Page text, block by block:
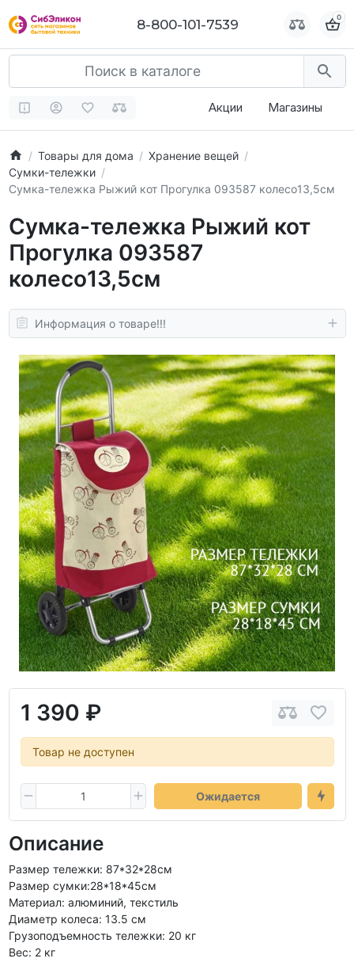
8-800-101-7539 0
Акции Магазины
Товары для дома
Хранение вещей
Сумки-тележки
Сумка-тележка Рыжий кот Прогулка 093587 колесо13,5см
Сумка-тележка Рыжий кот
Прогулка 093587
колесо13,5см
Информация о товаре!!!
1 390 ₽
Товар не доступен
Ожидается
Описание
Размер тележки: 87*32*28см
Размер сумки:28*18*45см
Материал: алюминий, текстиль
Диаметр колеса: 13.5 см
Грузоподъемность тележки: 20 кг
Вес: 2 кг
8-800-101-7539 0